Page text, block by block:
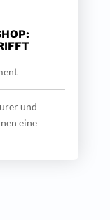
und
eine